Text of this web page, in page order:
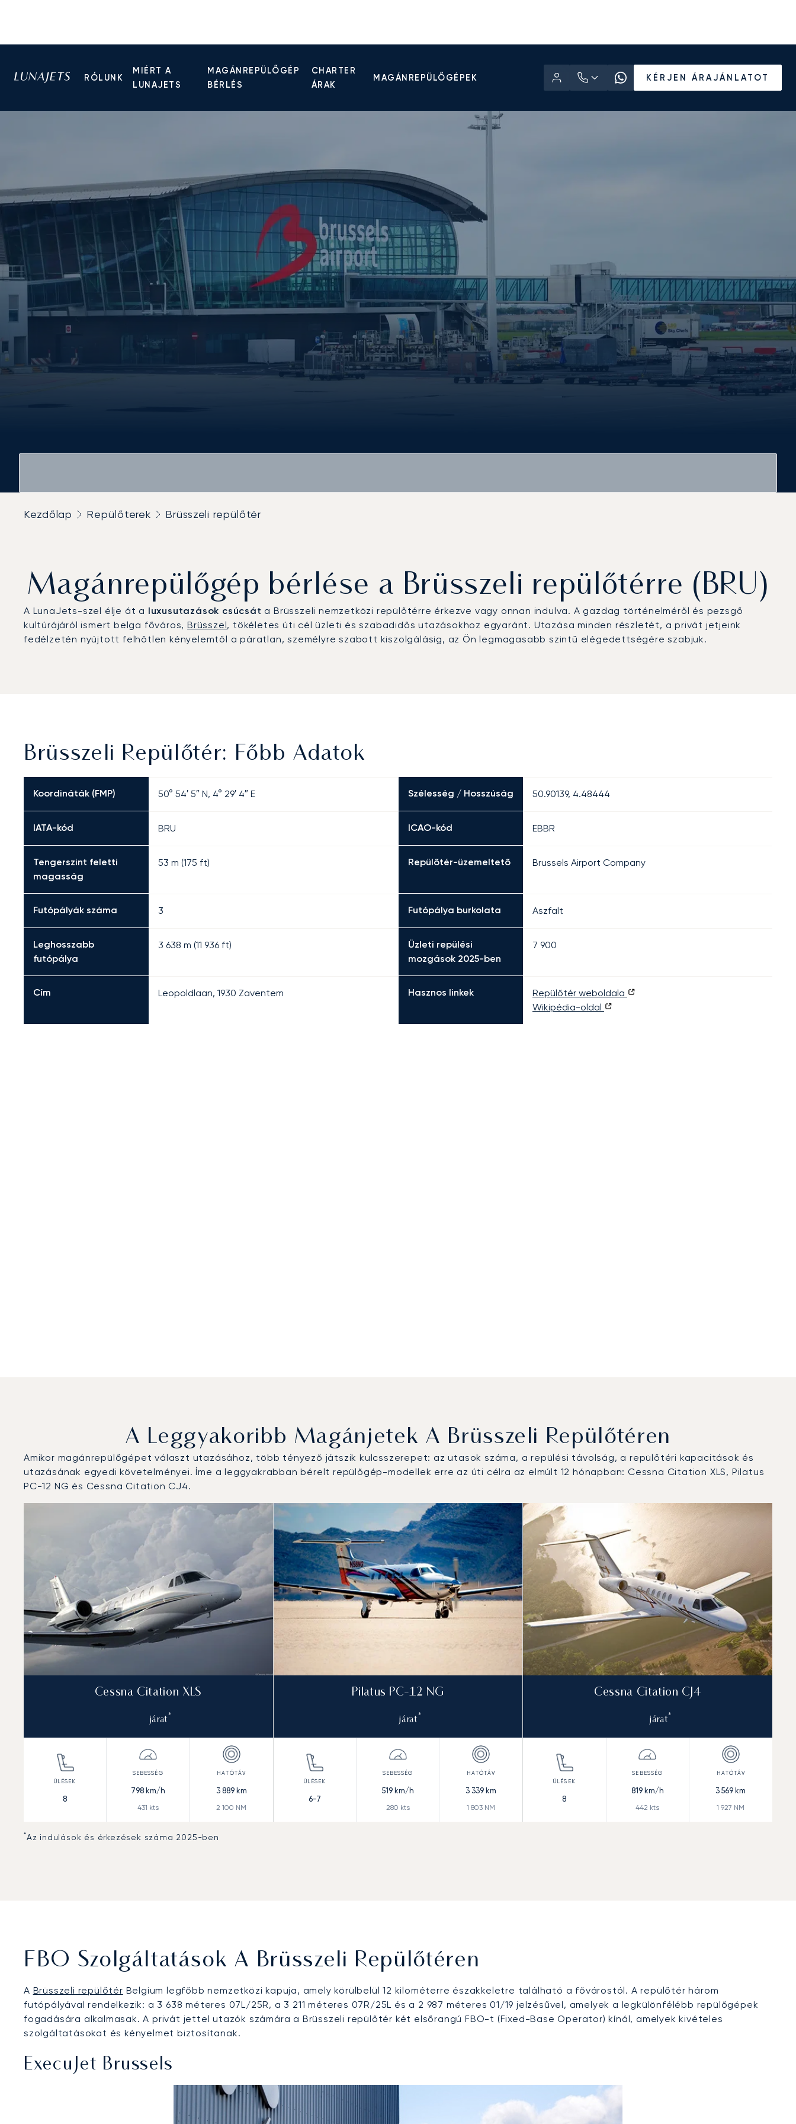
RÓLUNK
MIÉRT A
LUNAJETS
MAGÁNREPÜLŐGÉP
BÉRLÉS
CHARTER
ÁRAK
MAGÁNREPÜLŐGÉPEK KÉRJEN ÁRAJÁNLATOT
Kezdőlap Repülőterek Brüsszeli repülőtér
Magánrepülőgép bérlése a Brüsszeli repülőtérre (BRU)
A LunaJets-szel élje át a luxusutazások csúcsát a Brüsszeli nemzetközi repülőtérre érkezve vagy onnan indulva. A gazdag történelméről és pezsgő
kultúrájáról ismert belga főváros,Brüsszel, tökéletes úti cél üzleti és szabadidős utazásokhoz egyaránt. Utazása minden részletét, a privát jetjeink
fedélzetén nyújtott felhőtlen kényelemtől a páratlan, személyre szabott kiszolgálásig, az Ön legmagasabb szintű elégedettségére szabjuk.
Brüsszeli Repülőtér: Főbb Adatok
Koordináták (FMP) 50° 54′ 5″ N, 4° 29′ 4″ E Szélesség / Hosszúság 50.90139, 4.48444
IATA-kód BRU ICAO-kód EBBR
Tengerszint feletti
magasság
53 m (175 ft) Repülőtér-üzemeltető Brussels Airport Company
Futópályák száma 3 Futópálya burkolata Aszfalt
Leghosszabb
futópálya
3 638 m (11 936ft)
Üzleti repülési
mozgások 2025-ben
7 900
Cím Leopoldlaan, 1930 Zaventem Hasznos linkek
Repülőtér weboldala
Wikipédia-oldal
A Leggyakoribb Magánjetek A Brüsszeli Repülőtéren
Amikor magánrepülőgépet választ utazásához, több tényező játszik kulcsszerepet: az utasok száma, a repülési távolság, a repülőtéri kapacitások és
utazásának egyedi követelményei. Íme a leggyakrabban bérelt repülőgép-modellek erre az úti célra az elmúlt 12 hónapban: Cessna Citation XLS, Pilatus
PC-12 NG és Cessna Citation CJ4.
Brüsszeli repülőtér : A 3 legtöbbet repült repülőgép-típus a repülési forgalom száma alapján 2025-ben
Repülőgép-típus
Repülési forgalom 2025-ben
Sebesség (km/h)
Sebesség (csomó)
Hatótávolság (NM)
Cessna Citation XLS
járat *
8
798km/h
431 kts
3 889km
2 100 NM
Pilatus PC-12 NG
járat *
6-7
519km/h
280 kts
3 339 km
1 803 NM
Cessna Citation CJ4
járat*
8
819km/h
442 kts
3 569 km
1 927 NM
*Az indulások és érkezések száma 2025-ben
FBO Szolgáltatások A Brüsszeli Repülőtéren
A Brüsszeli repülőtér Belgium legfőbb nemzetközi kapuja, amely körülbelül 12 kilométerre északkeletre található a fővárostól. A repülőtér három
futópályával rendelkezik: a 3 638 méteres 07L/25R, a 3 211 méteres 07R/25L és a 2 987 méteres 01/19 jelzésűvel, amelyek a legkülönfélébb repülőgépek
fogadására alkalmasak. A privát jettel utazók számára a Brüsszeli repülőtér két elsőrangú FBO-t (Fixed-Base Operator) kínál, amelyek kivételes
szolgáltatásokat és kényelmet biztosítanak.
ExecuJet Brussels